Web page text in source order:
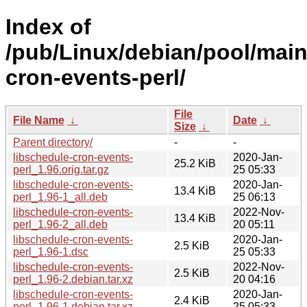
Index of
/pub/Linux/debian/pool/
cron-events-perl/
File Name ↓
File
Size ↓
Date ↓
Parent directory/
-
-
libschedule-cron-events-
perl_1.96.orig.tar.gz
25.2 KiB
2020-Jan-
25 05:33
libschedule-cron-events-
perl_1.96-1_all.deb
13.4 KiB
2020-Jan-
25 06:13
libschedule-cron-events-
perl_1.96-2_all.deb
13.4 KiB
2022-Nov-
20 05:11
libschedule-cron-events-
perl_1.96-1.dsc
2.5 KiB
2020-Jan-
25 05:33
libschedule-cron-events-
perl_1.96-2.debian.tar.xz
2.5 KiB
2022-Nov-
20 04:16
libschedule-cron-events-
2.4 KiB
2020-Jan-